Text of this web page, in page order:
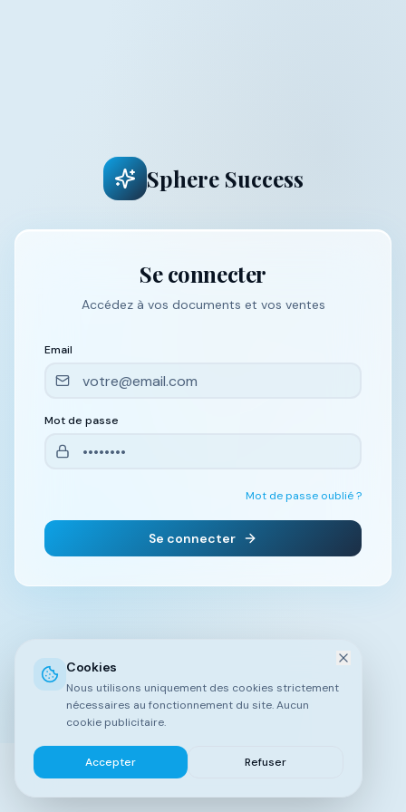
Sphere Success
Se connecter
Accédez à vos documents et vos ventes
Email
Mot de passe
Mot de passe oublié ?
Se connecter
Cookies
Nous utilisons uniquement des cookies strictement
nécessaires au fonctionnement du site. Aucun
cookie publicitaire.
Accepter Refuser